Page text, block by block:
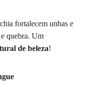
fortalecem unhas e
quebra. Um
de beleza!